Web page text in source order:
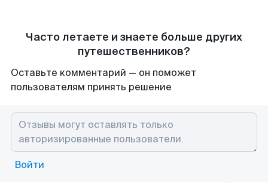
Часто летаете и знаете больше других
путешественников?
Оставьте комментарий — он поможет
пользователям принять решение
Войти